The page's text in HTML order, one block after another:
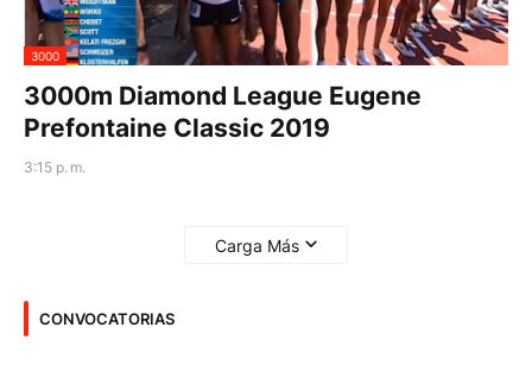
3000
3000m Diamond League Eugene
Prefontaine Classic 2019
3:15 p. m.
Carga Más
CONVOCATORIAS